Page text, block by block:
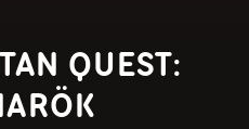
QUEST: